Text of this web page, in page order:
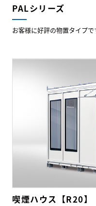
PALシリーズ
お客様に好評の物置タイプで
喫煙ハウス【R20】